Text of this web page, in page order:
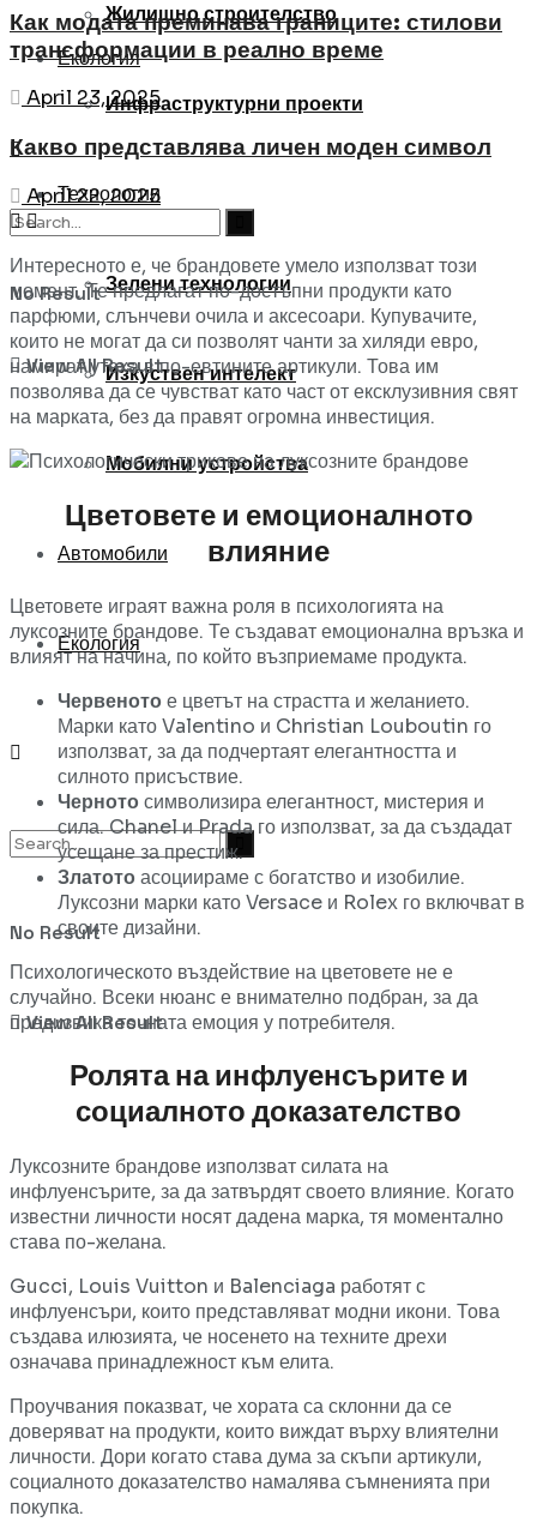
Жилищно строителство
Инфраструктурни проекти
Технологии
Зелени технологии
Изкуствен интелект
Мобилни устройства
Автомобили
Екология
No Result
View All Result
Екология
No Result
View All Result
Как модата преминава границите: стилови
трансформации в реално време
April 23, 2025
Какво представлява личен моден символ
April 22, 2025
Интересното е, че брандовете умело използват този
момент. Те предлагат по-достъпни продукти като
парфюми, слънчеви очила и аксесоари. Купувачите,
които не могат да си позволят чанти за хиляди евро,
намират утеха в по-евтините артикули. Това им
позволява да се чувстват като част от ексклузивния свят
на марката, без да правят огромна инвестиция.
Цветовете и емоционалното
влияние
Цветовете играят важна роля в психологията на
луксозните брандове. Те създават емоционална връзка и
влияят на начина, по който възприемаме продукта.
Червенотое цветът на страстта и желанието.
Марки като Valentino и Christian Louboutin го
използват, за да подчертаят елегантността и
силното присъствие.
Чернотосимволизира елегантност, мистерия и
сила. Chanel и Prada го използват, за да създадат
усещане за престиж.
Златотоасоциираме с богатство и изобилие.
Луксозни марки като Versace и Rolex го включват в
своите дизайни.
Психологическото въздействие на цветовете не е
случайно. Всеки нюанс е внимателно подбран, за да
предизвика точната емоция у потребителя.
Ролята на инфлуенсърите и
социалното доказателство
Луксозните брандове използват силата на
инфлуенсърите, за да затвърдят своето влияние. Когато
известни личности носят дадена марка, тя моментално
става по-желана.
Gucci, Louis Vuitton и Balenciaga работят с
инфлуенсъри, които представляват модни икони. Това
създава илюзията, че носенето на техните дрехи
означава принадлежност към елита.
Проучвания показват, че хората са склонни да се
доверяват на продукти, които виждат върху влиятелни
личности. Дори когато става дума за скъпи артикули,
социалното доказателство намалява съмненията при
покупка.